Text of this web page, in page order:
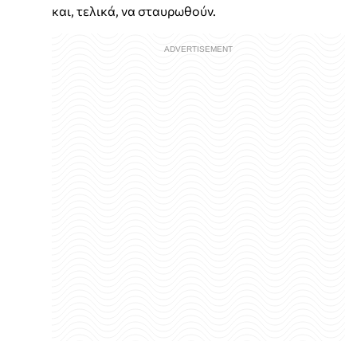
και, τελικά, να σταυρωθούν.